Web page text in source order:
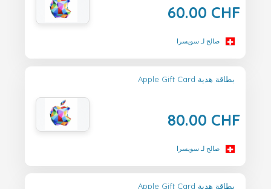
60.00 CHF
صالح لـ سويسرا
Apple Gift Card بطاقة هدية
80.00 CHF
صالح لـ سويسرا
Apple Gift Card بطاقة هدية